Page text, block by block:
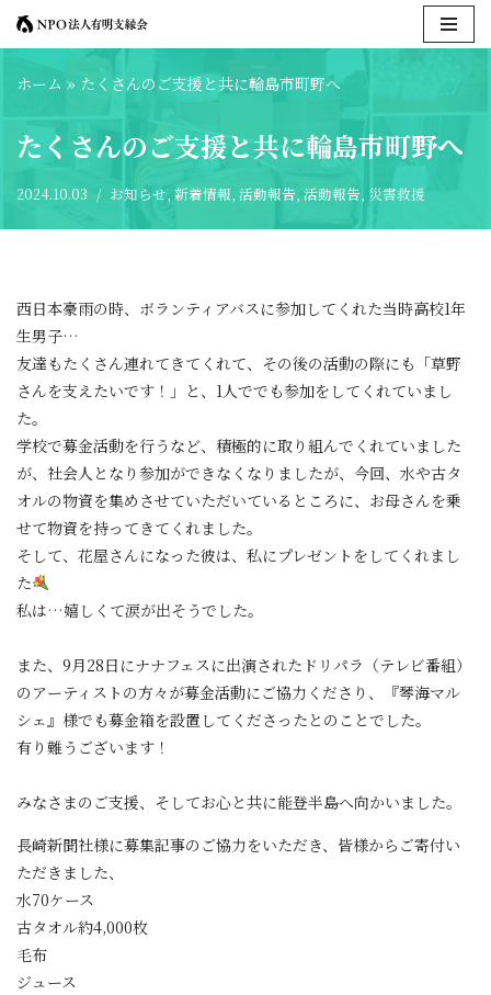
ン
ン
へ
ス
プ
ホーム » たくさんのご支援と共に輪島市町野へ
たくさんのご支援と共に輪島市町野へ
2024.10.03 お知らせ 新着情報 活動報告 活動報告 災害救援
西日本豪雨の時、ボランティアバスに参加してくれた当時高校1年
生男子…
友達もたくさん連れてきてくれて、その後の活動の際にも「草野
さんを支えたいです！」と、1人ででも参加をしてくれていまし
た。
学校で募金活動を行うなど、積極的に取り組んでくれていました
が、社会人となり参加ができなくなりましたが、今回、水や古タ
オルの物資を集めさせていただいているところに、お母さんを乗
せて物資を持ってきてくれました。
そして、花屋さんになった彼は、私にプレゼントをしてくれまし
た
私は…嬉しくて涙が出そうでした。
また、9月28日にナナフェスに出演されたドリパラ（テレビ番組）
のアーティストの方々が募金活動にご協力くださり、『琴海マル
シェ』様でも募金箱を設置してくださったとのことでした。
有り難うございます！
みなさまのご支援、そしてお心と共に能登半島へ向かいました。
長崎新聞社様に募集記事のご協力をいただき、皆様からご寄付い
ただきました、
水70ケース
古タオル約4,000枚
毛布
ジュース